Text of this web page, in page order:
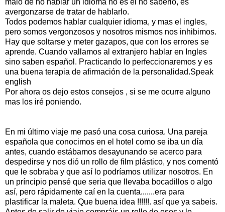
avergonzarse de tratar de hablarlo.
Todos podemos hablar cualquier idioma, y mas el ingles,
pero somos vergonzosos y nosotros mismos nos inhibimos.
Hay que soltarse y meter gazapos, que con los errores se
aprende. Cuando vallamos al extranjero hablar en Ingles
sino saben español. Practicando lo perfeccionaremos y es
una buena terapia de afirmación de la personalidad.Speak
english
Por ahora os dejo estos consejos , si se me ocurre alguno
mas los iré poniendo.
En mi último viaje me pasó una cosa curiosa. Una pareja
española que conocimos en el hotel como se iba un día
antes, cuando estábamos desayunando se acerco para
despedirse y nos dió un rollo de film plástico, y nos comentó
que le sobraba y que así lo podríamos utilizar nosotros. En
un príncipio pensé que seria que llevaba bocadillos o algo
así, pero rápidamente caí en la cuenta.......era para
plastificar la maleta. Que buena idea !!!!!!. así que ya sabeis.